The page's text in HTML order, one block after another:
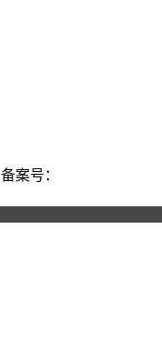
备案号：